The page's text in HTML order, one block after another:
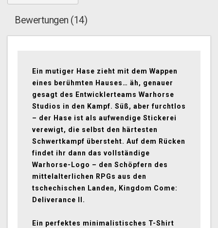
Bewertungen (14)
Ein mutiger Hase zieht mit dem Wappen
eines berühmten Hauses… äh, genauer
gesagt des Entwicklerteams Warhorse
Studios in den Kampf. Süß, aber furchtlos
– der Hase ist als aufwendige Stickerei
verewigt, die selbst den härtesten
Schwertkampf übersteht. Auf dem Rücken
findet ihr dann das vollständige
Warhorse-Logo – den Schöpfern des
mittelalterlichen RPGs aus den
tschechischen Landen, Kingdom Come:
Deliverance II.
Ein perfektes minimalistisches T-Shirt